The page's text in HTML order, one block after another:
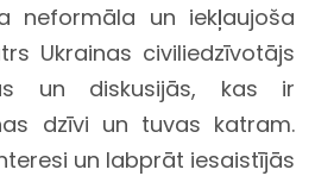
neformāla un iekļaujoša
Ukrainas civiliedzīvotājs
un diskusijās, kas ir
dzīvi un tuvas katram.
un labprāt iesaistījās